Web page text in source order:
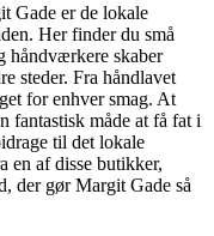
Gade er de lokale
Her finder du små
håndværkere skaber
steder. Fra håndlavet
for enhver smag. At
fantastisk måde at få fat i
til det lokale
en af disse butikker,
der gør Margit Gade så